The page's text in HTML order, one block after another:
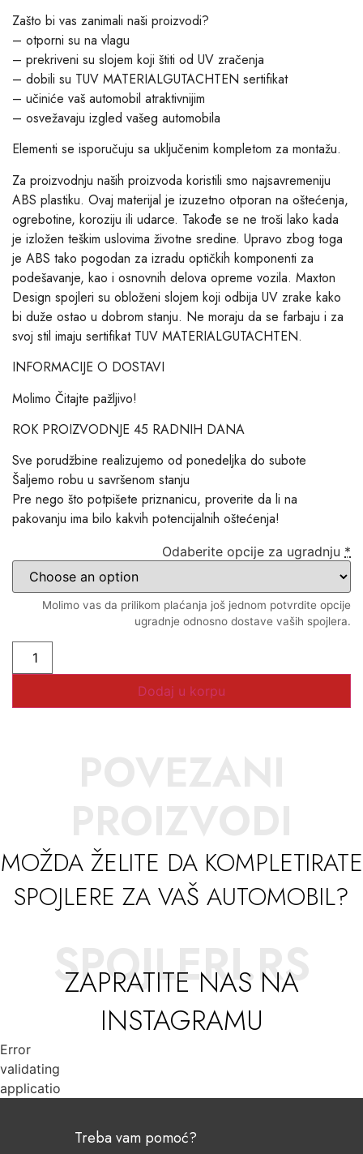
Zašto bi vas zanimali naši proizvodi?
– otporni su na vlagu
– prekriveni su slojem koji štiti od UV zračenja
– dobili su TUV MATERIALGUTACHTEN sertifikat
– učiniće vaš automobil atraktivnijim
– osvežavaju izgled vašeg automobila
Elementi se isporučuju sa uključenim kompletom za montažu.
Za proizvodnju naših proizvoda koristili smo najsavremeniju
ABS plastiku. Ovaj materijal je izuzetno otporan na oštećenja,
ogrebotine, koroziju ili udarce. Takođe se ne troši lako kada
je izložen teškim uslovima životne sredine. Upravo zbog toga
je ABS tako pogodan za izradu optičkih komponenti za
podešavanje, kao i osnovnih delova opreme vozila. Maxton
Design spojleri su obloženi slojem koji odbija UV zrake kako
bi duže ostao u dobrom stanju. Ne moraju da se farbaju i za
svoj stil imaju sertifikat TUV MATERIALGUTACHTEN.
INFORMACIJE O DOSTAVI
Molimo Čitajte pažljivo!
ROK PROIZVODNJE 45 RADNIH DANA
Sve porudžbine realizujemo od ponedeljka do subote
Šaljemo robu u savršenom stanju
Pre nego što potpišete priznanicu, proverite da li na
pakovanju ima bilo kakvih potencijalnih oštećenja!
Odaberite opcije za ugradnju *
Molimo vas da prilikom plaćanja još jednom potvrdite opcije
ugradnje odnosno dostave vaših spojlera.
Dodaj u korpu
MOŽDA ŽELITE DA KOMPLETIRATE
SPOJLERE ZA VAŠ AUTOMOBIL?
SPOJLERI.RS
ZAPRATITE NAS NA
INSTAGRAMU
Error
validating
application
Treba vam pomoć?